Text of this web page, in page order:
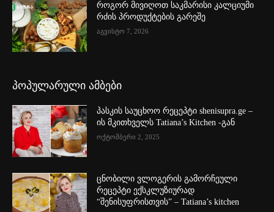
როგორ მივიღოთ საკმარისი კალციუმი
რძის პროდუქტების გარეშე
აგვისტო 7, 2026
პოპულარული ამბები
პასკის საუცხოო რეცეპტი shenisupra.ge –
ის მკითხველს Tatiana’s Kitchen -გან
ოქტომბერი 2, 2025
ცნობილი ვლოგერის გამორჩეული
რეცეპტი ექსკლუზიურად
“შენისუფრისთვის” – Tatiana’s kitchen